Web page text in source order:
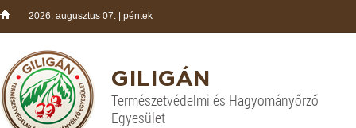
2026. augusztus 07. | péntek
GILIGÁN
Természetvédelmi és Hagyományőrző
Egyesület